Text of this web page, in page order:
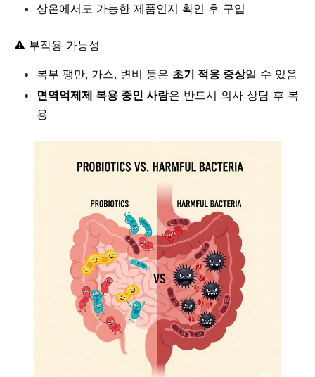
상온에서도 가능한 제품인지 확인 후 구입
⚠️ 부작용 가능성
복부 팽만, 가스, 변비 등은 초기 적응 증상일 수 있음
면역억제제 복용 중인 사람은 반드시 의사 상담 후 복
용